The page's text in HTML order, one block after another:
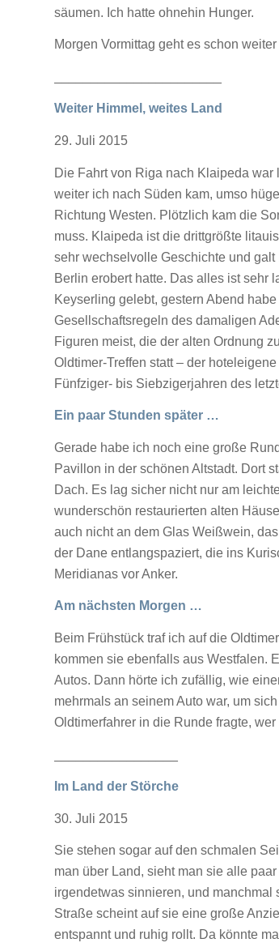
säumen. Ich hatte ohnehin Hunger.
Morgen Vormittag geht es schon
Weiter Himmel, weites Land
29. Juli 2015
Die Fahrt von Riga nach Klaipeda
weiter ich nach Süden kam, umso
Richtung Westen. Plötzlich kam die
muss. Klaipeda ist die drittgrößte
sehr wechselvolle Geschichte und
Berlin erobert hatte. Das alles ist sehr
Keyserling gelebt, gestern Abend
Gesellschaftsregeln des damaligen
Figuren meist, die der alten Ordnung
Oldtimer-Treffen statt – der
Fünfziger- bis Siebzigerjahren des
Ein paar Stunden später …
Gerade habe ich noch eine große
Pavillon in der schönen Altstadt. Dort
Dach. Es lag sicher nicht nur am
wunderschön restaurierten alten
auch nicht an dem Glas Weißwein,
der Dane entlangspaziert, die ins
Meridianas vor Anker.
Am nächsten Morgen …
Beim Frühstück traf ich auf die
kommen sie ebenfalls aus Westfalen.
Autos. Dann hörte ich zufällig, wie
mehrmals an seinem Auto war, um
Oldtimerfahrer in die Runde fragte,
Im Land der Störche
30. Juli 2015
Sie stehen sogar auf den schmalen
man über Land, sieht man sie alle
irgendetwas sinnieren, und
Straße scheint auf sie eine große
entspannt und ruhig rollt. Da könnte